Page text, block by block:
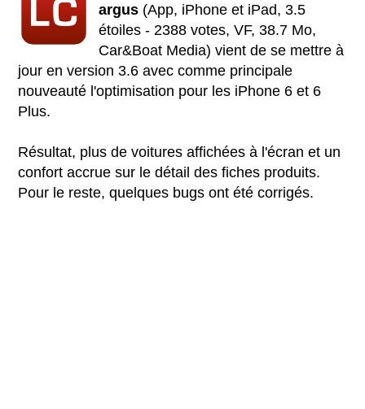
argus (App, iPhone et iPad, 3.5
étoiles - 2388 votes, VF, 38.7 Mo,
Car&Boat Media) vient de se mettre à
jour en version 3.6 avec comme principale
nouveauté l'optimisation pour les iPhone 6 et 6
Plus.
Résultat, plus de voitures affichées à l'écran et un
confort accrue sur le détail des fiches produits.
Pour le reste, quelques bugs ont été corrigés.